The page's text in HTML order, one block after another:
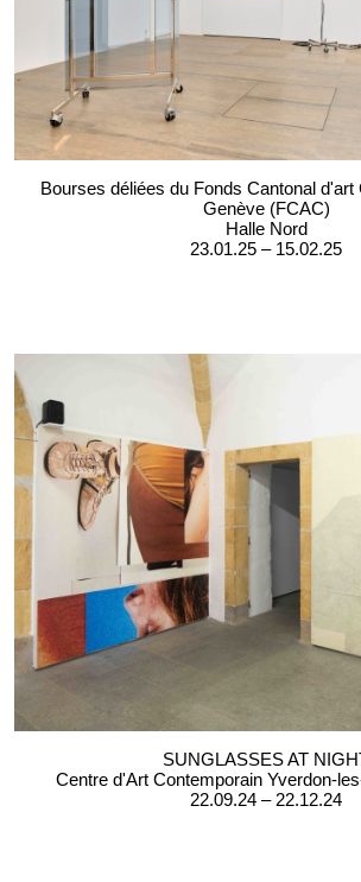
Bourses déliées du Fonds Cantonal d'art
Genève (FCAC)
Halle Nord
23.01.25 – 15.02.25
SUNGLASSES AT
Centre d'Art Contemporain Yverdon-
22.09.24 – 22.12.24